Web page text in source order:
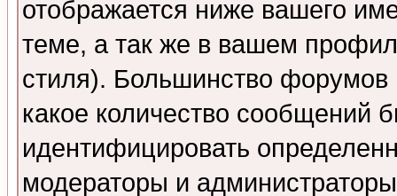
отображается ниже вашего
теме, а так же в вашем
стиля). Большинство форумов
какое количество сообщений
идентифицировать
модераторы и